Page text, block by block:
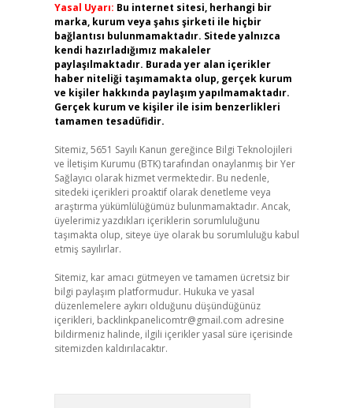
Yasal Uyarı: Bu internet sitesi, herhangi bir
marka, kurum veya şahıs şirketi ile hiçbir
bağlantısı bulunmamaktadır. Sitede yalnızca
kendi hazırladığımız makaleler
paylaşılmaktadır. Burada yer alan içerikler
haber niteliği taşımamakta olup, gerçek kurum
ve kişiler hakkında paylaşım yapılmamaktadır.
Gerçek kurum ve kişiler ile isim benzerlikleri
tamamen tesadüfidir.
Sitemiz, 5651 Sayılı Kanun gereğince Bilgi Teknolojileri
ve İletişim Kurumu (BTK) tarafından onaylanmış bir Yer
Sağlayıcı olarak hizmet vermektedir. Bu nedenle,
sitedeki içerikleri proaktif olarak denetleme veya
araştırma yükümlülüğümüz bulunmamaktadır. Ancak,
üyelerimiz yazdıkları içeriklerin sorumluluğunu
taşımakta olup, siteye üye olarak bu sorumluluğu kabul
etmiş sayılırlar.
Sitemiz, kar amacı gütmeyen ve tamamen ücretsiz bir
bilgi paylaşım platformudur. Hukuka ve yasal
düzenlemelere aykırı olduğunu düşündüğünüz
içerikleri, backlinkpanelicomtr@gmail.com adresine
bildirmeniz halinde, ilgili içerikler yasal süre içerisinde
sitemizden kaldırılacaktır.